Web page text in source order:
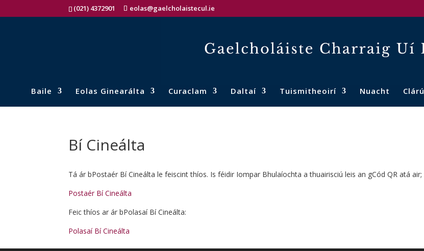
(021) 4372901 eolas@gaelcholaistecul.ie
Baile Eolas Ginearálta Curaclam Daltaí Tuismitheoirí Nuacht Clárú
Bí Cineálta
Tá ár bPostaér Bí Cineálta le feiscint thíos. Is féidir Iompar Bhulaíochta a thuairisciú leis an gCód QR atá air;
Postaér Bí Cineálta
Feic thíos ar ár bPolasaí Bí Cineálta:
Polasaí Bí Cineálta